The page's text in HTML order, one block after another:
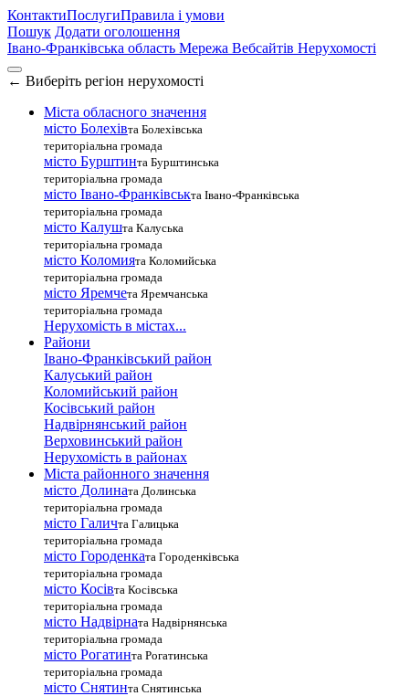
КонтактиПослугиПравила і умови
Пошук Додати оголошення
Івано-Франківська область Мережа Вебсайтів Нерухомості
← Виберіть регіон нерухомості
Міста обласного значення
місто Болехівта Болехівська
територіальна громада
місто Бурштинта Бурштинська
територіальна громада
місто Івано-Франківськта Івано-Франківська
територіальна громада
місто Калушта Калуська
територіальна громада
місто Коломията Коломийська
територіальна громада
місто Яремчета Яремчанська
територіальна громада
Нерухомість в містах...
Райони
Івано-Франківський район
Калуський район
Коломийський район
Косівський район
Надвірнянський район
Верховинський район
Нерухомість в районах
Міста районного значення
місто Долината Долинська
територіальна громада
місто Галичта Галицька
територіальна громада
місто Городенката Городенківська
територіальна громада
місто Косівта Косівська
територіальна громада
місто Надвірната Надвірнянська
територіальна громада
місто Рогатинта Рогатинська
територіальна громада
місто Снятинта Снятинська